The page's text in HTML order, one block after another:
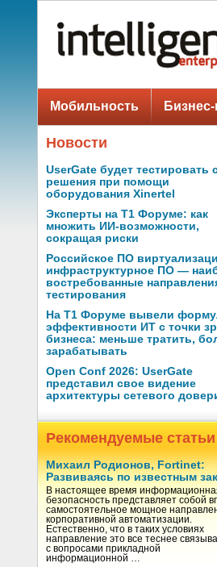
Мобильность
Новости
UserGate будет тестировать
решения при помощи
оборудования Xinertel
Эксперты на Т1 Форуме: как
множить ИИ-возможности,
сокращая риски
Российское ПО
инфраструктурное ПО —
востребованные
тестирования
На Т1 Форуме вывели
эффективности ИТ с точки
бизнеса: меньше тратить,
зарабатывать
Open Conf 2026: UserGate
представил свое видение
архитектуры сетевого
Рекомендуемые статьи
Михаил Родионов, Fortinet:
Развиваясь по известным
В настоящее время
безопасность представляет собой
самостоятельное мощное
корпоративной автоматизации.
Естественно, что в таких условиях
направление это все теснее
с вопросами прикладной
информационной …